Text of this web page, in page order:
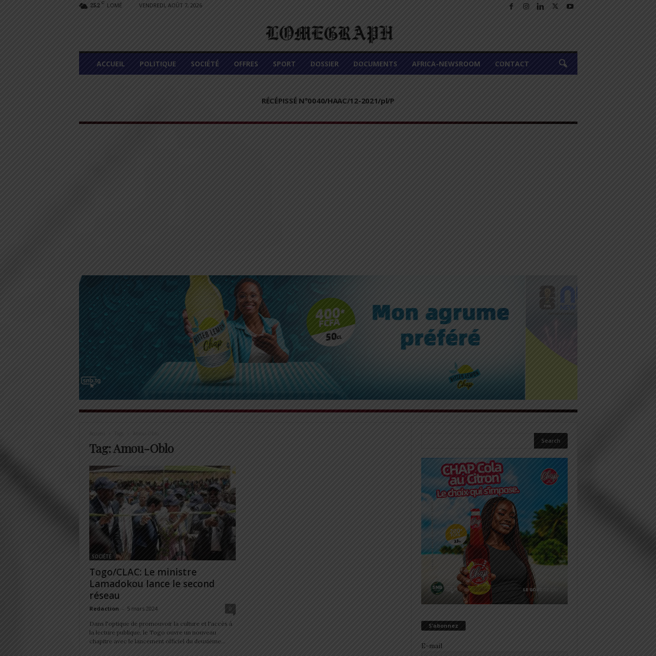
25.2 C LOMÉ VENDREDI, AOÛT 7, 2026
L
M
ACCUEIL POLITIQUE SOCIÉTÉ OFFRES SPORT DOSSIER DOCUMENTS AFRICA-NEWSROOM CONTACT
RÉCÉPISSÉ N°0040/HAAC/12-2021/pl/P
Accueil Tags Amou-Oblo
Tag: Amou-Oblo
SOCIÉTÉ
Togo/CLAC: Le ministre
Lamadokou lance le second
réseau
Redaction - 5 mars 2024 0
Dans l'optique de promouvoir la culture et l'accès à
la lecture publique, le Togo ouvre un nouveau
chapitre avec le lancement officiel du deuxième...
S’abonnez
E-mail